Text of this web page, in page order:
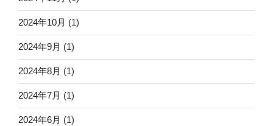
2024年10月 (1)
2024年9月 (1)
2024年8月 (1)
2024年7月 (1)
2024年6月 (1)